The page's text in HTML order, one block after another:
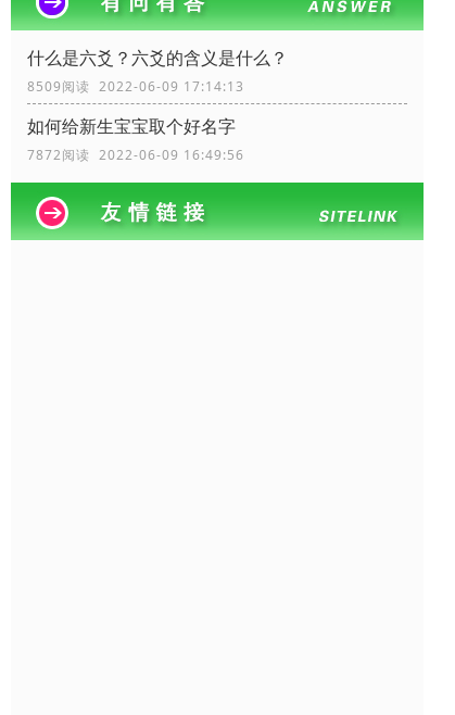
什么是六爻？六爻的含义是什么？
8509阅读 2022-06-09 17:14:13
如何给新生宝宝取个好名字
7872阅读 2022-06-09 16:49:56